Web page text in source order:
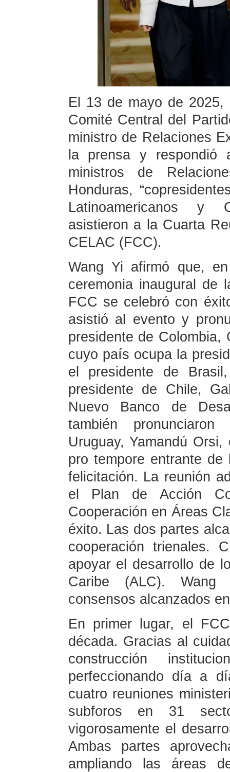
El 13 de mayo de
Comité Central del
ministro de Relaciones
la prensa y
ministros de
Honduras,
Latinoamericanos y
asistieron a la Cuarta
CELAC (FCC).
Wang Yi afirmó que,
ceremonia inaugural de
FCC se celebró con
asistió al evento y
presidente de Colombia,
cuyo país ocupa la
el presidente de
presidente de Chile,
Nuevo Banco de
también
Uruguay, Yamandú
pro tempore entrante
felicitación. La reunión
el Plan de Acción
Cooperación en Áreas
éxito. Las dos partes
cooperación trienales.
apoyar el desarrollo de
Caribe (ALC). Wang
consensos alcanzados
En primer lugar, el
década. Gracias al
construcción
perfeccionando día a
cuatro reuniones
subforos en 31
vigorosamente el
Ambas partes
ampliando las áreas